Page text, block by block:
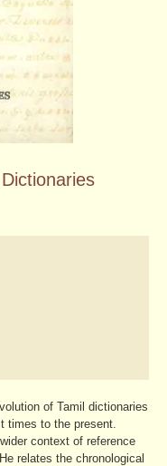
of Tamil dictionaries
times to the present.
context of reference
relates the chronological